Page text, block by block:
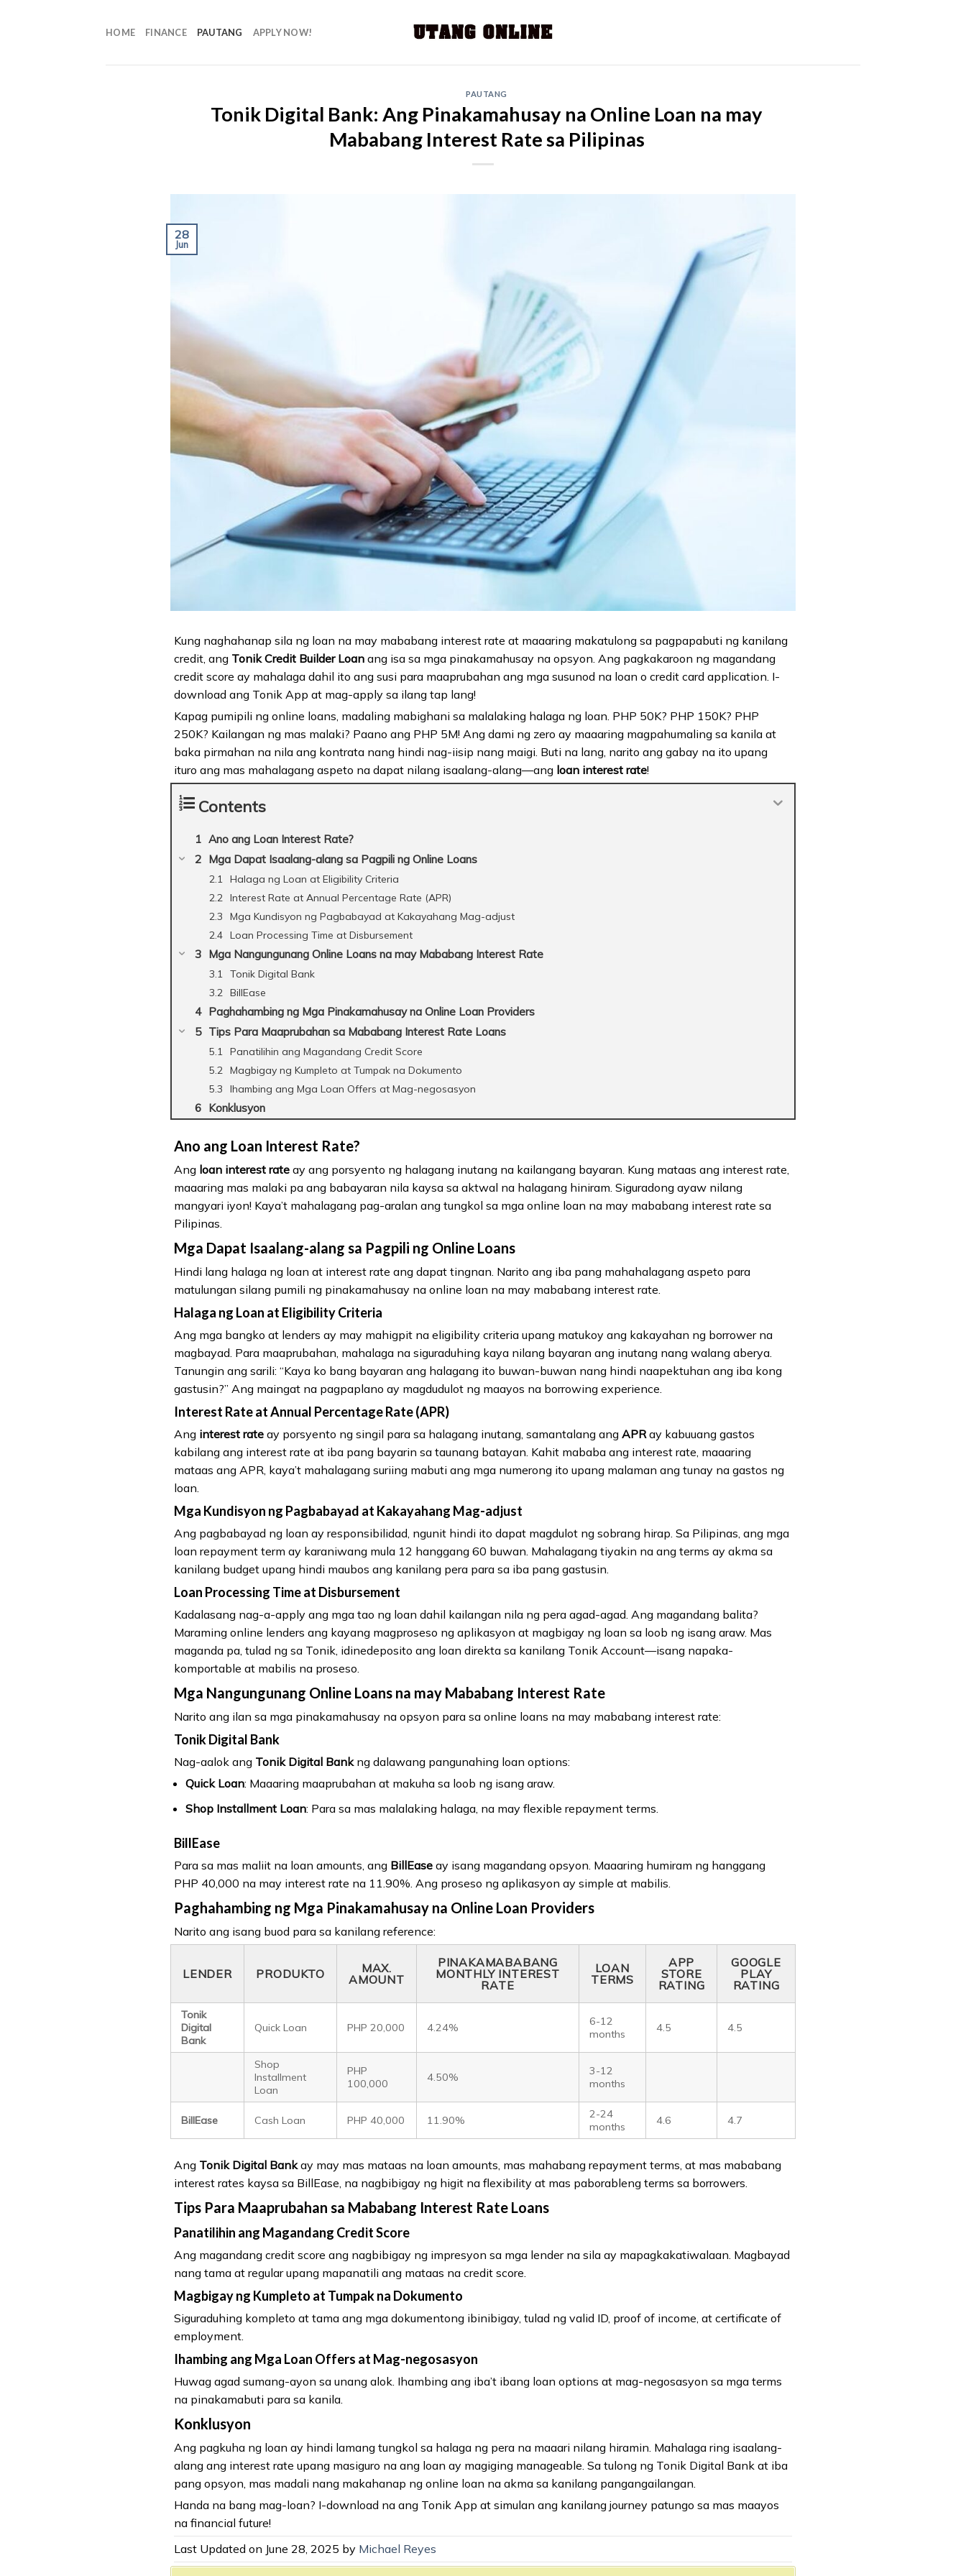
HOME FINANCE PAUTANG APPLY NOW!
PAUTANG
Tonik Digital Bank: Ang Pinakamahusay na Online Loan na may
Mababang Interest Rate sa Pilipinas
28
Jun
Kung naghahanap sila ng loan na may mababang interest rate at maaaring makatulong sa pagpapabuti ng kanilang
credit, ang Tonik Credit Builder Loan ang isa sa mga pinakamahusay na opsyon. Ang pagkakaroon ng magandang
credit score ay mahalaga dahil ito ang susi para maaprubahan ang mga susunod na loan o credit card application. I-
download ang Tonik App at mag-apply sa ilang tap lang!
Kapag pumipili ng online loans, madaling mabighani sa malalaking halaga ng loan. PHP 50K? PHP 150K? PHP
250K? Kailangan ng mas malaki? Paano ang PHP 5M! Ang dami ng zero ay maaaring magpahumaling sa kanila at
baka pirmahan na nila ang kontrata nang hindi nag-iisip nang maigi. Buti na lang, narito ang gabay na ito upang
ituro ang mas mahalagang aspeto na dapat nilang isaalang-alang—ang loan interest rate!
Contents
Ano ang Loan Interest Rate?
Mga Dapat Isaalang-alang sa Pagpili ng Online Loans
Halaga ng Loan at Eligibility Criteria
Interest Rate at Annual Percentage Rate (APR)
Mga Kundisyon ng Pagbabayad at Kakayahang Mag-adjust
Loan Processing Time at Disbursement
Mga Nangungunang Online Loans na may Mababang Interest Rate
Tonik Digital Bank
BillEase
Paghahambing ng Mga Pinakamahusay na Online Loan Providers
Tips Para Maaprubahan sa Mababang Interest Rate Loans
Panatilihin ang Magandang Credit Score
Magbigay ng Kumpleto at Tumpak na Dokumento
Ihambing ang Mga Loan Offers at Mag-negosasyon
Konklusyon
Ano ang Loan Interest Rate?
Ang loan interest rate ay ang porsyento ng halagang inutang na kailangang bayaran. Kung mataas ang interest rate,
maaaring mas malaki pa ang babayaran nila kaysa sa aktwal na halagang hiniram. Siguradong ayaw nilang
mangyari iyon! Kaya’t mahalagang pag-aralan ang tungkol sa mga online loan na may mababang interest rate sa
Pilipinas.
Mga Dapat Isaalang-alang sa Pagpili ng Online Loans
Hindi lang halaga ng loan at interest rate ang dapat tingnan. Narito ang iba pang mahahalagang aspeto para
matulungan silang pumili ng pinakamahusay na online loan na may mababang interest rate.
Halaga ng Loan at Eligibility Criteria
Ang mga bangko at lenders ay may mahigpit na eligibility criteria upang matukoy ang kakayahan ng borrower na
magbayad. Para maaprubahan, mahalaga na siguraduhing kaya nilang bayaran ang inutang nang walang aberya.
Tanungin ang sarili: “Kaya ko bang bayaran ang halagang ito buwan-buwan nang hindi naapektuhan ang iba kong
gastusin?” Ang maingat na pagpaplano ay magdudulot ng maayos na borrowing experience.
Interest Rate at Annual Percentage Rate (APR)
Ang interest rate ay porsyento ng singil para sa halagang inutang, samantalang ang APRay kabuuang gastos
kabilang ang interest rate at iba pang bayarin sa taunang batayan. Kahit mababa ang interest rate, maaaring
mataas ang APR, kaya’t mahalagang suriing mabuti ang mga numerong ito upang malaman ang tunay na gastos ng
loan.
Mga Kundisyon ng Pagbabayad at Kakayahang Mag-adjust
Ang pagbabayad ng loan ay responsibilidad, ngunit hindi ito dapat magdulot ng sobrang hirap. Sa Pilipinas, ang mga
loan repayment term ay karaniwang mula 12 hanggang 60 buwan. Mahalagang tiyakin na ang terms ay akma sa
kanilang budget upang hindi maubos ang kanilang pera para sa iba pang gastusin.
Loan Processing Time at Disbursement
Kadalasang nag-a-apply ang mga tao ng loan dahil kailangan nila ng pera agad-agad. Ang magandang balita?
Maraming online lenders ang kayang magproseso ng aplikasyon at magbigay ng loan sa loob ng isang araw. Mas
maganda pa, tulad ng sa Tonik, idinedeposito ang loan direkta sa kanilang Tonik Account—isang napaka-
komportable at mabilis na proseso.
Mga Nangungunang Online Loans na may Mababang Interest Rate
Narito ang ilan sa mga pinakamahusay na opsyon para sa online loans na may mababang interest rate:
Tonik Digital Bank
Nag-aalok ang Tonik Digital Bankng dalawang pangunahing loan options:
Quick Loan: Maaaring maaprubahan at makuha sa loob ng isang araw.
Shop Installment Loan: Para sa mas malalaking halaga, na may flexible repayment terms.
BillEase
Para sa mas maliit na loan amounts, ang BillEase ay isang magandang opsyon. Maaaring humiram ng hanggang
PHP 40,000 na may interest rate na 11.90%. Ang proseso ng aplikasyon ay simple at mabilis.
Paghahambing ng Mga Pinakamahusay na Online Loan Providers
Narito ang isang buod para sa kanilang reference:
LENDER PRODUKTO
MAX.
AMOUNT
PINAKAMABABANG
MONTHLY INTEREST
RATE
LOAN
TERMS
APP
STORE
RATING
GOOGLE
PLAY
RATING
Tonik
Digital
Bank
Quick Loan PHP 20,000 4.24%
6-12
months
4.5 4.5
Shop
Installment
Loan
PHP
100,000
4.50%
3-12
months
BillEase Cash Loan PHP 40,000 11.90%
2-24
months
4.6 4.7
Ang Tonik Digital Bankay may mas mataas na loan amounts, mas mahabang repayment terms, at mas mababang
interest rates kaysa sa BillEase, na nagbibigay ng higit na flexibility at mas paborableng terms sa borrowers.
Tips Para Maaprubahan sa Mababang Interest Rate Loans
Panatilihin ang Magandang Credit Score
Ang magandang credit score ang nagbibigay ng impresyon sa mga lender na sila ay mapagkakatiwalaan. Magbayad
nang tama at regular upang mapanatili ang mataas na credit score.
Magbigay ng Kumpleto at Tumpak na Dokumento
Siguraduhing kompleto at tama ang mga dokumentong ibinibigay, tulad ng valid ID, proof of income, at certificate of
employment.
Ihambing ang Mga Loan Offers at Mag-negosasyon
Huwag agad sumang-ayon sa unang alok. Ihambing ang iba’t ibang loan options at mag-negosasyon sa mga terms
na pinakamabuti para sa kanila.
Konklusyon
Ang pagkuha ng loan ay hindi lamang tungkol sa halaga ng pera na maaari nilang hiramin. Mahalaga ring isaalang-
alang ang interest rate upang masiguro na ang loan ay magiging manageable. Sa tulong ng Tonik Digital Bank at iba
pang opsyon, mas madali nang makahanap ng online loan na akma sa kanilang pangangailangan.
Handa na bang mag-loan? I-download na ang Tonik App at simulan ang kanilang journey patungo sa mas maayos
na financial future!
Last Updated on June 28, 2025 by Michael Reyes